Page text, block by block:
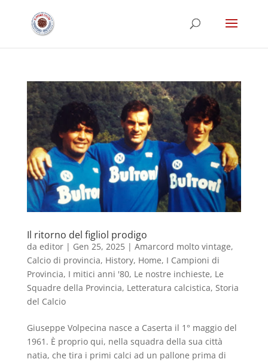
Il ritorno del figliol prodigo
da editor| Gen 25, 2025| Amarcord molto vintage,
Calcio di provincia, History, Home, I Campioni di
Provincia, I mitici anni '80, Le nostre inchieste, Le
Squadre della Provincia, Letteratura calcistica, Storia
del Calcio
Giuseppe Volpecina nasce a Caserta il 1° maggio del
1961. È proprio qui, nella squadra della sua città
natia, che tira i primi calci ad un pallone prima di